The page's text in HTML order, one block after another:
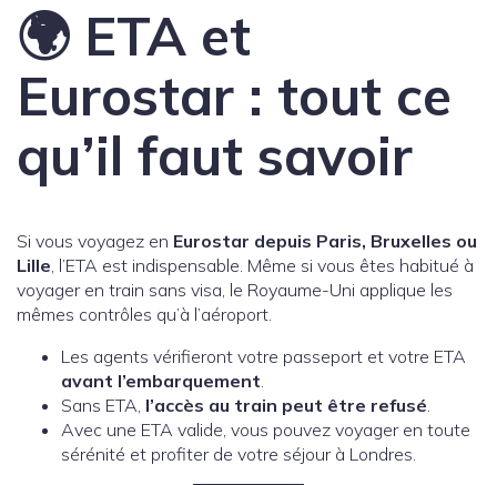
🌍 ETA et
Eurostar : tout ce
qu’il faut savoir
Si vous voyagez en Eurostar depuis Paris, Bruxelles ou
Lille, l’ETA est indispensable. Même si vous êtes habitué à
voyager en train sans visa, le Royaume-Uni applique les
mêmes contrôles qu’à l’aéroport.
Les agents vérifieront votre passeport et votre ETA
avant l’embarquement.
Sans ETA, l’accès au train peut être refusé.
Avec une ETA valide, vous pouvez voyager en toute
sérénité et profiter de votre séjour à Londres.